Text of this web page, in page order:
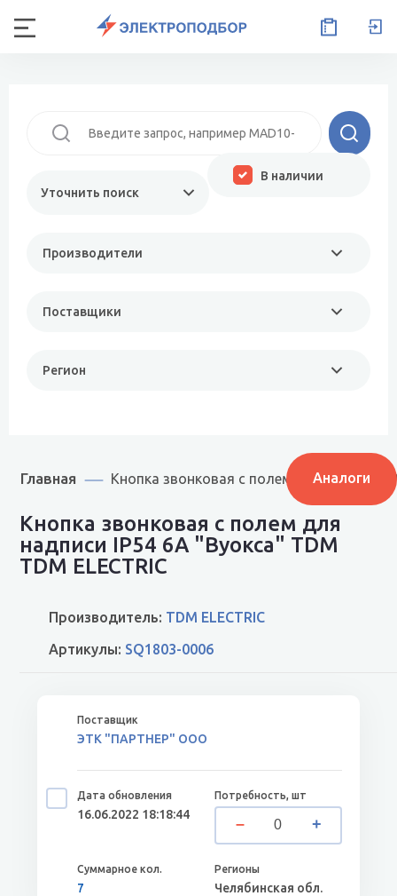
Уточнить поиск
Производители
Поставщики
Регион
В наличии
Главная Кнопка звонковая с полем для надписи
Аналоги
Кнопка звонковая с полем для
надписи IP54 6A "Вуокса" TDM
TDM ELECTRIC
Производитель: TDM ELECTRIC
Артикулы: SQ1803-0006
ЭТК "ПАРТНЕР" ООО
16.06.2022 18:18:44
7 Челябинская обл.